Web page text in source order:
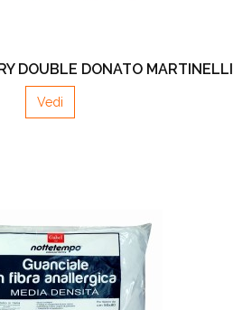
DOUBLE DONATO MARTINELLI
Vedi